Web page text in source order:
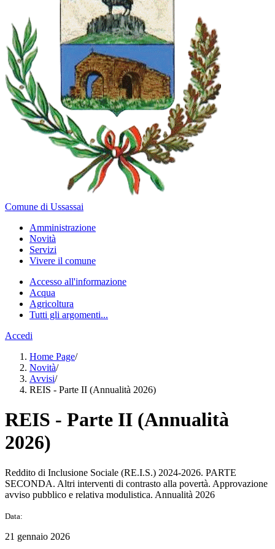
Comune di Ussassai
Amministrazione
Novità
Servizi
Vivere il comune
Accesso all'informazione
Acqua
Agricoltura
Tutti gli argomenti...
Accedi
Home Page/
Novità/
Avvisi/
REIS - Parte II (Annualità 2026)
REIS - Parte II (Annualità
2026)
Reddito di Inclusione Sociale (RE.I.S.) 2024-2026. PARTE
SECONDA. Altri interventi di contrasto alla povertà. Approvazione
avviso pubblico e relativa modulistica. Annualità 2026
Data:
21 gennaio 2026